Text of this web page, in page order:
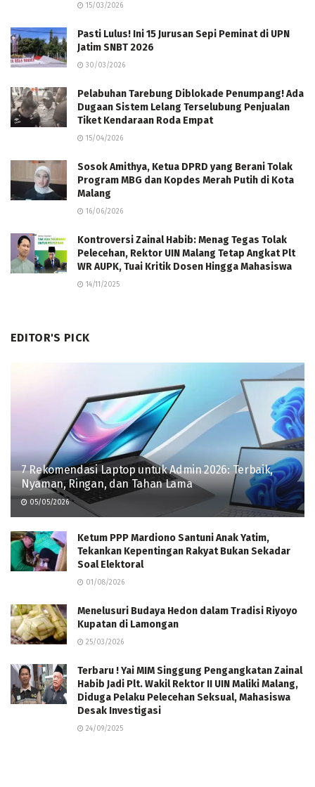
15/03/2026
Pasti Lulus! Ini 15 Jurusan Sepi Peminat di UPN
Jatim SNBT 2026
30/03/2026
Pelabuhan Tarebung Diblokade Penumpang! Ada
Dugaan Sistem Lelang Terselubung Penjualan
Tiket Kendaraan Roda Empat
15/04/2026
Sosok Amithya, Ketua DPRD yang Berani Tolak
Program MBG dan Kopdes Merah Putih di Kota
Malang
16/06/2026
Kontroversi Zainal Habib: Menag Tegas Tolak
Pelecehan, Rektor UIN Malang Tetap Angkat Plt
WR AUPK, Tuai Kritik Dosen Hingga Mahasiswa
14/11/2025
EDITOR'S PICK
7 Rekomendasi Laptop untuk Admin 2026: Terbaik,
Nyaman, Ringan, dan Tahan Lama
05/05/2026
Ketum PPP Mardiono Santuni Anak Yatim,
Tekankan Kepentingan Rakyat Bukan Sekadar
Soal Elektoral
01/08/2026
Menelusuri Budaya Hedon dalam Tradisi Riyoyo
Kupatan di Lamongan
25/03/2026
Terbaru ! Yai MIM Singgung Pengangkatan Zainal
Habib Jadi Plt. Wakil Rektor II UIN Maliki Malang,
Diduga Pelaku Pelecehan Seksual, Mahasiswa
Desak Investigasi
24/09/2025